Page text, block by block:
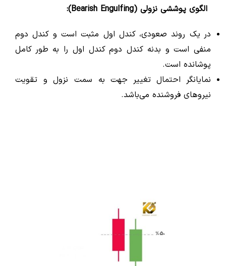
الگوی پوششی نزولی (Bearish Engulfing):
در یک روند صعودی، کندل اول مثبت است و کندل دوم
منفی است و بدنه کندل دوم کندل اول را به طور کامل
پوشانده است.
نمایانگر احتمال تغییر جهت به سمت نزول و تقویت
نیروهای فروشنده می‌باشد.